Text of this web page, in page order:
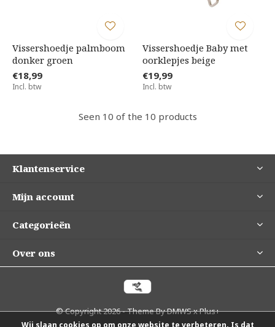
Vissershoedje palmboom
donker groen
€18,99
Incl. btw
Vissershoedje Baby met
oorklepjes beige
€19,99
Incl. btw
Seen 10 of the 10 products
Klantenservice
Mijn account
Categorieën
Over ons
© Copyright2026- Theme ByDMWSxPlus+
Wij slaan cookies op om onze website te verbeteren. Is dat